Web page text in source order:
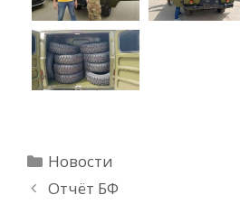
Рубрики
Новости
Отчёт БФ